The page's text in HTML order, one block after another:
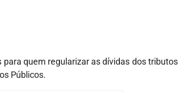
quem regularizar as dívidas dos tributos
Públicos.